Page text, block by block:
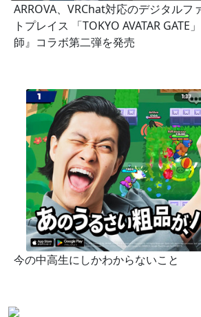
ARROVA、VRChat対応のデジタルフ
トプレイス 「TOKYO AVATAR GATE
師』コラボ第二弾を発売
今の中高生にしかわからないこと